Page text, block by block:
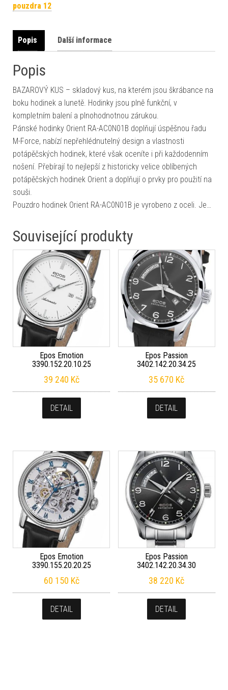
pouzdra 12
Popis Další informace
Popis
BAZAROVÝ KUS – skladový kus, na kterém jsou škrábance na
boku hodinek a lunetě. Hodinky jsou plně funkční, v
kompletním balení a plnohodnotnou zárukou.
Pánské hodinky Orient RA-AC0N01B doplňují úspěšnou řadu
M-Force, nabízí nepřehlédnutelný design a vlastnosti
potápěčských hodinek, které však oceníte i při každodenním
nošení. Přebírají to nejlepší z historicky velice oblíbených
potápěčských hodinek Orient a doplňují o prvky pro použití na
souši.
Pouzdro hodinek Orient RA-AC0N01B je vyrobeno z oceli. Je…
Související produkty
Epos Emotion
3390.152.20.10.25
39 240 Kč
DETAIL
Epos Passion
3402.142.20.34.25
35 670 Kč
DETAIL
Epos Emotion
3390.155.20.20.25
60 150 Kč
DETAIL
Epos Passion
3402.142.20.34.30
38 220 Kč
DETAIL